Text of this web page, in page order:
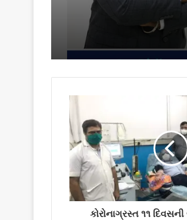
કોરોનાગ્રસ્ત ૧૧